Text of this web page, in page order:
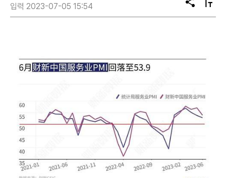
입력 2023-07-05 15:54
공
유
텍
스